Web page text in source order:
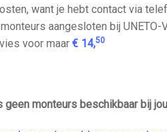
want je hebt contact via
aangesloten bij UNETO-
voor maar € 14,50
geen monteurs beschikbaar bij